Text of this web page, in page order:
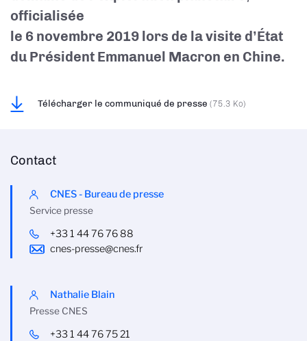
officialisée
le 6 novembre 2019 lors de la visite d’État
du Président Emmanuel Macron en Chine.
Télécharger le communiqué de presse (75.3 Ko)
Contact
CNES - Bureau de presse
Service presse
+33 1 44 76 76 88
cnes-presse@cnes.fr
Nathalie Blain
Presse CNES
+33 1 44 76 75 21